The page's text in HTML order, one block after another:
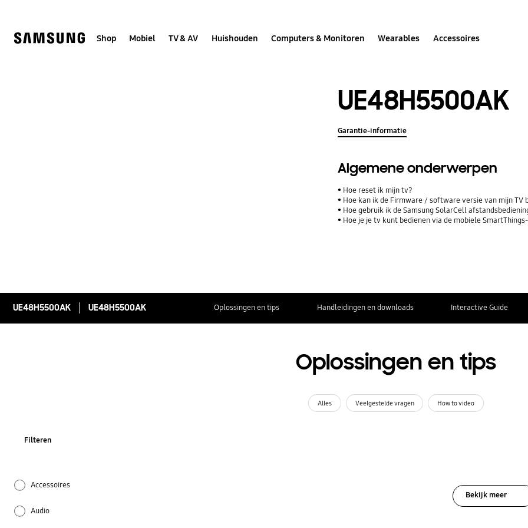
Shop Mobiel TV & AV Huishouden Computers & Monitoren Wearables Accessoires
UE48H5500AK
Garantie-informatie
Algemene onderwerpen
Hoe reset ik mijn tv?
Hoe kan ik de Firmware / software versie van mijn
Hoe gebruik ik de Samsung SolarCell
Hoe je je tv kunt bedienen via de mobiele
UE48H5500AK UE48H5500AK Oplossingen en tips Handleidingen en downloads Interactive Guide
Oplossingen en tips
Alles Veelgestelde vragen How to video
Filteren
Accessoires
Audio
Bekijk meer